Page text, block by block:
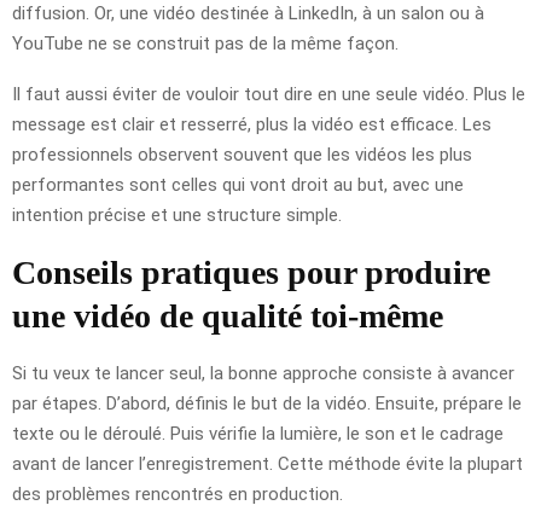
diffusion. Or, une vidéo destinée à LinkedIn, à un salon ou à
YouTube ne se construit pas de la même façon.
Il faut aussi éviter de vouloir tout dire en une seule vidéo. Plus le
message est clair et resserré, plus la vidéo est efficace. Les
professionnels observent souvent que les vidéos les plus
performantes sont celles qui vont droit au but, avec une
intention précise et une structure simple.
Conseils pratiques pour produire
une vidéo de qualité toi-même
Si tu veux te lancer seul, la bonne approche consiste à avancer
par étapes. D’abord, définis le but de la vidéo. Ensuite, prépare le
texte ou le déroulé. Puis vérifie la lumière, le son et le cadrage
avant de lancer l’enregistrement. Cette méthode évite la plupart
des problèmes rencontrés en production.